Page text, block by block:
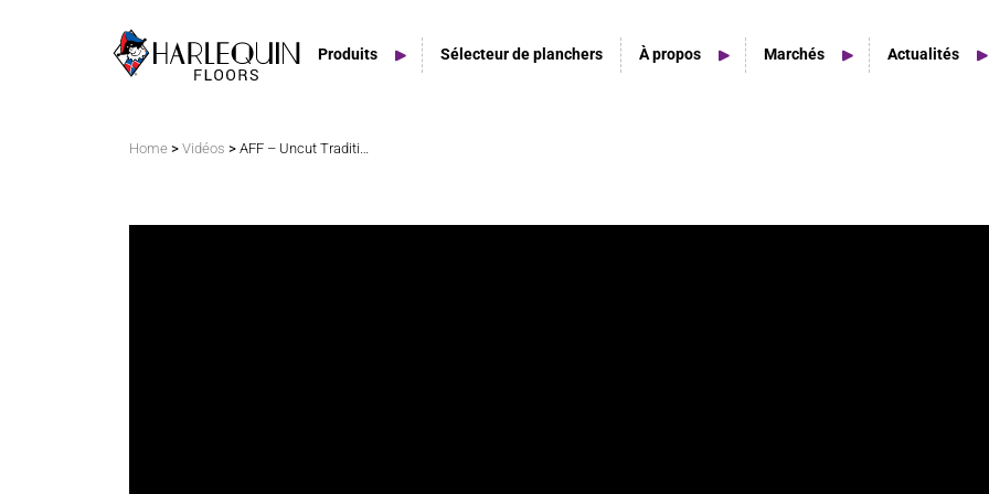
Produits Sélecteur de planchers À propos Marchés Actualités
Home > Vidéos > AFF – Uncut Traditional Freestyle Friday au SPACE